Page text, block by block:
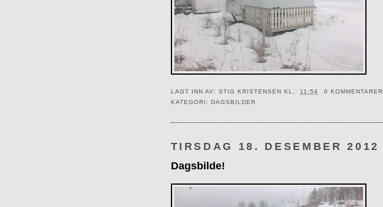
LAGT INN AV: STIG KRISTENSEN KL.: 11:54
0 KOMMENTARER
KATEGORI: DAGSBILDER
TIRSDAG 18. DESEMBER 2012
Dagsbilde!